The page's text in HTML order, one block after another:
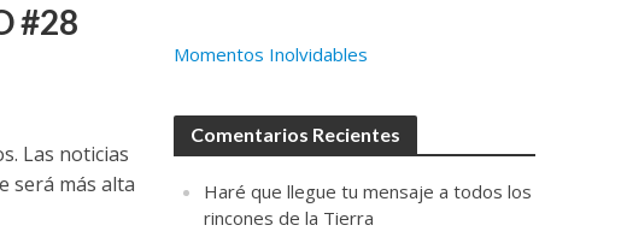
#28
Las noticias
será más alta
Momentos Inolvidables
Comentarios Recientes
Haré que llegue tu mensaje a todos los
rincones de la Tierra